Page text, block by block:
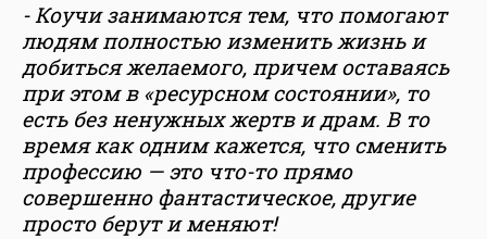
- Коучи занимаются тем, что помогают
людям полностью изменить жизнь и
добиться желаемого, причем оставаясь
при этом в «ресурсном состоянии», то
есть без ненужных жертв и драм. В то
время как одним кажется, что сменить
профессию — это что-то прямо
совершенно фантастическое, другие
просто берут и меняют!